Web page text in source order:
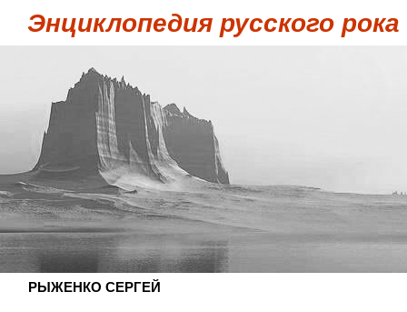
Энциклопедия русского рока
РЫЖЕНКО СЕРГЕЙ